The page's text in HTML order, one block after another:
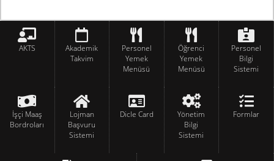
AKTS
Akademik
Takvim
Personel
Yemek
Menüsü
Öğrenci
Yemek
Menüsü
Personel
Bilgi
Sistemi
İşçi Maaş
Bordroları
Lojman
Başvuru
Sistemi
Dicle Card
Yönetim
Bilgi
Sistemi
Formlar